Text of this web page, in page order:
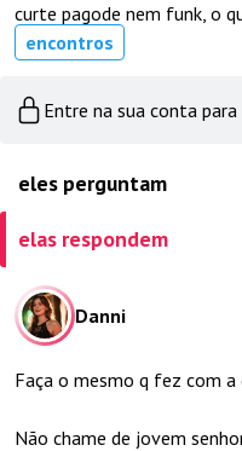
curte pagode nem funk, o
encontros
Entre na sua conta
eles perguntam
elas respondem
Danni
Faça o mesmo q fez com a
Não chame de jovem